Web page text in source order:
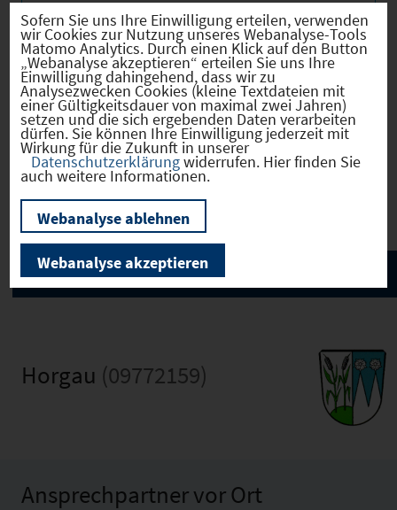
Sozialvers. Beschäftigte
Verkehrsinfrastruktur
Kommunale Infrastruktur
Horgau (09772159)
Ansprechpartner vor Ort
Sofern Sie uns Ihre Einwilligung erteilen, verwenden
wir Cookies zur Nutzung unseres Webanalyse-Tools
Matomo Analytics. Durch einen Klick auf den Button
„Webanalyse akzeptieren“ erteilen Sie uns Ihre
Einwilligung dahingehend, dass wir zu
Analysezwecken Cookies (kleine Textdateien mit
einer Gültigkeitsdauer von maximal zwei Jahren)
setzen und die sich ergebenden Daten verarbeiten
dürfen. Sie können Ihre Einwilligung jederzeit mit
Wirkung für die Zukunft in unserer
Datenschutzerklärungwiderrufen. Hier finden Sie
auch weitere Informationen.
Webanalyse ablehnen
Webanalyse akzeptieren